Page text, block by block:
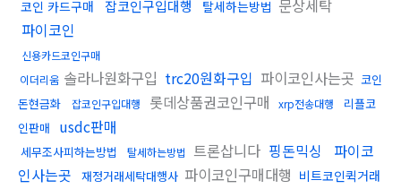
코인 카드구매 잡코인구입대행 탈세하는방법 문상세탁
파이코인
신용카드코인구매
이더리움 솔라나원화구입 trc20원화구입 파이코인사는곳 코인
돈현금화
잡코인구입대행 롯데상품권코인구매 xrp전송대행
리플코
인판매
usdc판매
세무조사피하는방법 탈세하는방법 트론삽니다 핑돈믹싱
파이코
인사는곳
재정거래세탁대행사 파이코인구매대행 비트코인퀵거래